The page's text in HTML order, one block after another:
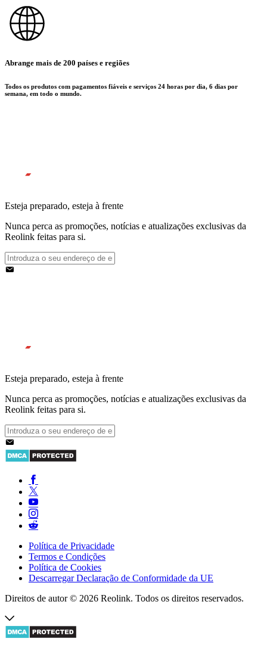
Abrange mais de 200 países e regiões
Todos os produtos com pagamentos fiáveis e serviços 24 horas por dia, 6 dias por
semana, em todo o mundo.
Esteja preparado, esteja à frente
Nunca perca as promoções, notícias e atualizações exclusivas da
Reolink feitas para si.
Esteja preparado, esteja à frente
Nunca perca as promoções, notícias e atualizações exclusivas da
Reolink feitas para si.
Política de Privacidade
Termos e Condições
Política de Cookies
Descarregar Declaração de Conformidade da UE
Direitos de autor © 2026 Reolink. Todos os direitos reservados.